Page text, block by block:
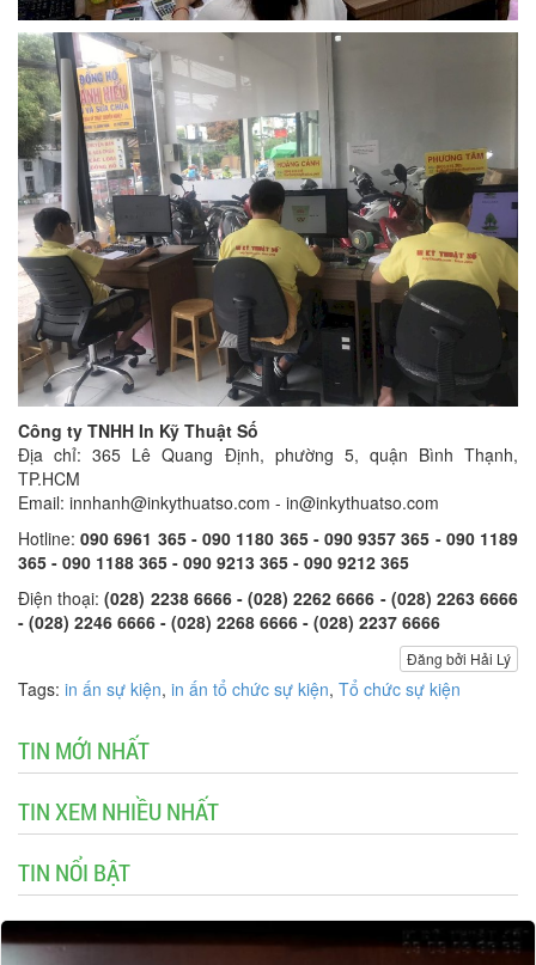
Công ty TNHH In Kỹ Thuật Số
Địa chỉ: 365 Lê Quang Định, phường 5, quận Bình Thạnh,
TP.HCM
Email: innhanh@inkythuatso.com - in@inkythuatso.com
Hotline:090 6961 365 - 090 1180 365 - 090 9357 365 - 090 1189
365 - 090 1188 365 - 090 9213 365 - 090 9212 365
Điện thoại:(028) 2238 6666 - (028) 2262 6666 - (028) 2263 6666
- (028) 2246 6666 - (028) 2268 6666 - (028) 2237 6666
Đăng bởi Hải Lý
Tags: in ấn sự kiện, in ấn tổ chức sự kiện, Tổ chức sự kiện
TIN MỚI NHẤT
TIN XEM NHIỀU NHẤT
TIN NỔI BẬT